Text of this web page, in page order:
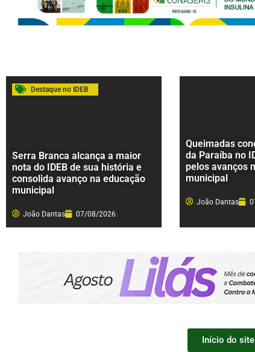
Destaque no IDEB
Serra Branca alcança a maior
nota do IDEB de sua história e
consolida avanço na educação
municipal
João Dantas 07/08/2026
Queimadas
da Paraíba no
pelos avanços
municipal
João Dantas
Início do site